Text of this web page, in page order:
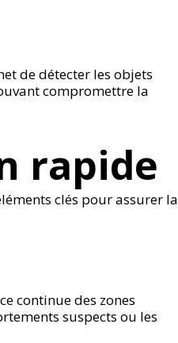
de détecter les objets
compromettre la
rapide
clés pour assurer la
continue des zones
suspects ou les